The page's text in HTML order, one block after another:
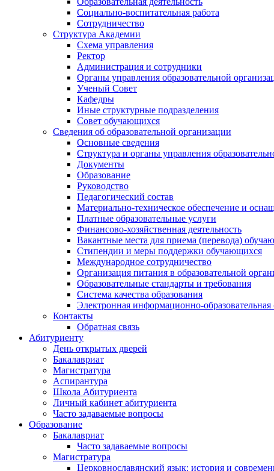
Социально-воспитательная работа
Сотрудничество
Структура Академии
Схема управления
Ректор
Администрация и сотрудники
Органы управления образовательной
Ученый Совет
Кафедры
Иные структурные подразделения
Совет обучающихся
Сведения об образовательной организации
Основные сведения
Структура и органы управления
Документы
Образование
Руководство
Педагогический состав
Материально-техническое обеспечение и
Платные образовательные услуги
Финансово-хозяйственная деятельность
Вакантные места для приема (перевода)
Стипендии и меры поддержки обучающихся
Международное сотрудничество
Организация питания в образовательной
Образовательные стандарты и требования
Система качества образования
Электронная информационно-образовательная
Контакты
Обратная связь
Абитуриенту
День открытых дверей
Бакалавриат
Магистратура
Аспирантура
Школа Абитуриента
Личный кабинет абитуриента
Часто задаваемые вопросы
Образование
Бакалавриат
Часто задаваемые вопросы
Магистратура
Церковнославянский язык: история и